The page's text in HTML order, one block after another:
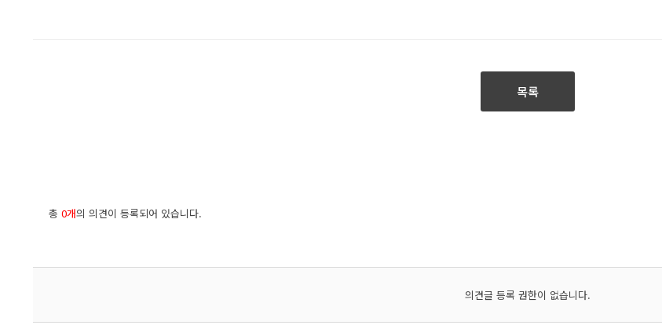
목록
총 0개의 의견이 등록되어 있습니다.
의견글 등록 권한이 없습니다.